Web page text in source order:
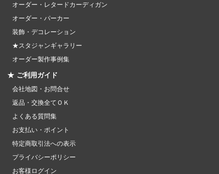
オーダー・レタードカーディガン
オーダー・パーカー
装飾・デコレーション
★スタジャンギャラリー
オーダー製作事例集
★ ご利用ガイド
会社地図・お問合せ
返品・交換全てＯＫ
よくある質問集
お支払い・ポイント
特定商取引法への表示
プライバシーポリシー
お客様ログイン